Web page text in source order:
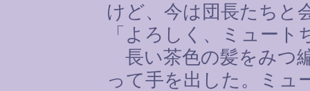
けど、今は団長たちと
「よろしく、ミュート
長い茶色の髪をみつ
って手を出した。ミュ